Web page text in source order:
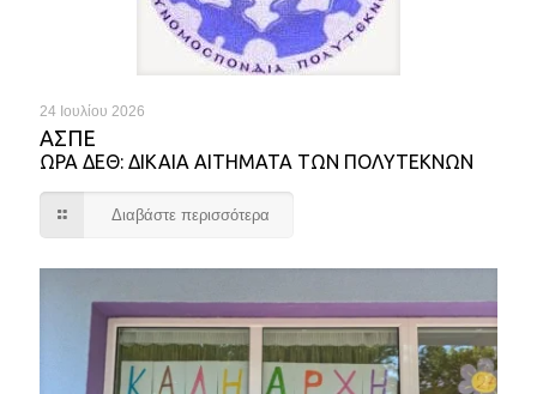
24 Ιουλίου 2026
ΑΣΠΕ
ΩΡΑ ΔΕΘ: ΔΙΚΑΙΑ ΑΙΤΗΜΑΤΑ ΤΩΝ ΠΟΛΥΤΕΚΝΩΝ
Διαβάστε περισσότερα